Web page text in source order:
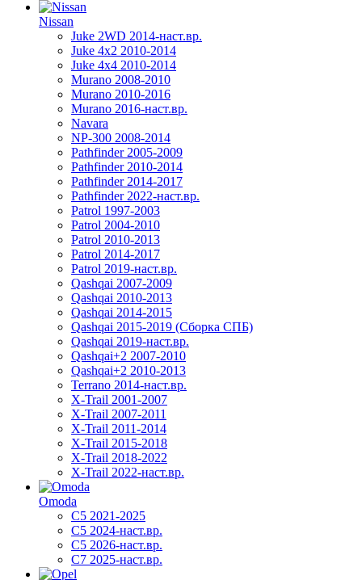
Nissan
Juke 2WD 2014-наст.вр.
Juke 4x2 2010-2014
Juke 4x4 2010-2014
Murano 2008-2010
Murano 2010-2016
Murano 2016-наст.вр.
Navara
NP-300 2008-2014
Pathfinder 2005-2009
Pathfinder 2010-2014
Pathfinder 2014-2017
Pathfinder 2022-наст.вр.
Patrol 1997-2003
Patrol 2004-2010
Patrol 2010-2013
Patrol 2014-2017
Patrol 2019-наст.вр.
Qashqai 2007-2009
Qashqai 2010-2013
Qashqai 2014-2015
Qashqai 2015-2019 (Сборка СПБ)
Qashqai 2019-наст.вр.
Qashqai+2 2007-2010
Qashqai+2 2010-2013
Terrano 2014-наст.вр.
X-Trail 2001-2007
X-Trail 2007-2011
X-Trail 2011-2014
X-Trail 2015-2018
X-Trail 2018-2022
X-Trail 2022-наст.вр.
Omoda
C5 2021-2025
C5 2024-наст.вр.
C5 2026-наст.вр.
C7 2025-наст.вр.